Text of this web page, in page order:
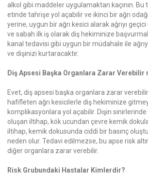
alkol gibi maddeler uygulamaktan kaçının.
etinde tahrişe yol açabilir ve ikinci bir ağrı
yerine, uygun bir ağrı kesici alarak ağrıyı
ve sabah ilk iş olarak diş hekiminize
kanal tedavisi gibi uygun bir müdahale ile
ve dişinizi kurtaracaktır.
Diş Apsesi Başka Organlara Zarar Verebilir
Evet, diş apsesi başka organlara zarar
hafifleten ağrı kesicilerle diş hekiminize
komplikasyonlara yol açabilir. Dişin
oluşan iltihap, kök ucundan çevre kemik
iltihap, kemik dokusunda ciddi bir basınç
neden olur. Tedavi edilmezse, bu apse risk
diğer organlara zarar verebilir.
Risk Grubundaki Hastalar Kimlerdir?